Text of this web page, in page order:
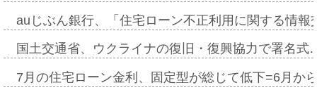
auじぶん銀行、「住宅ローン不正利用に関する情
国土交通省、ウクライナの復旧・復興協力で署名
7月の住宅ローン金利、固定型が総じて低下=6月か